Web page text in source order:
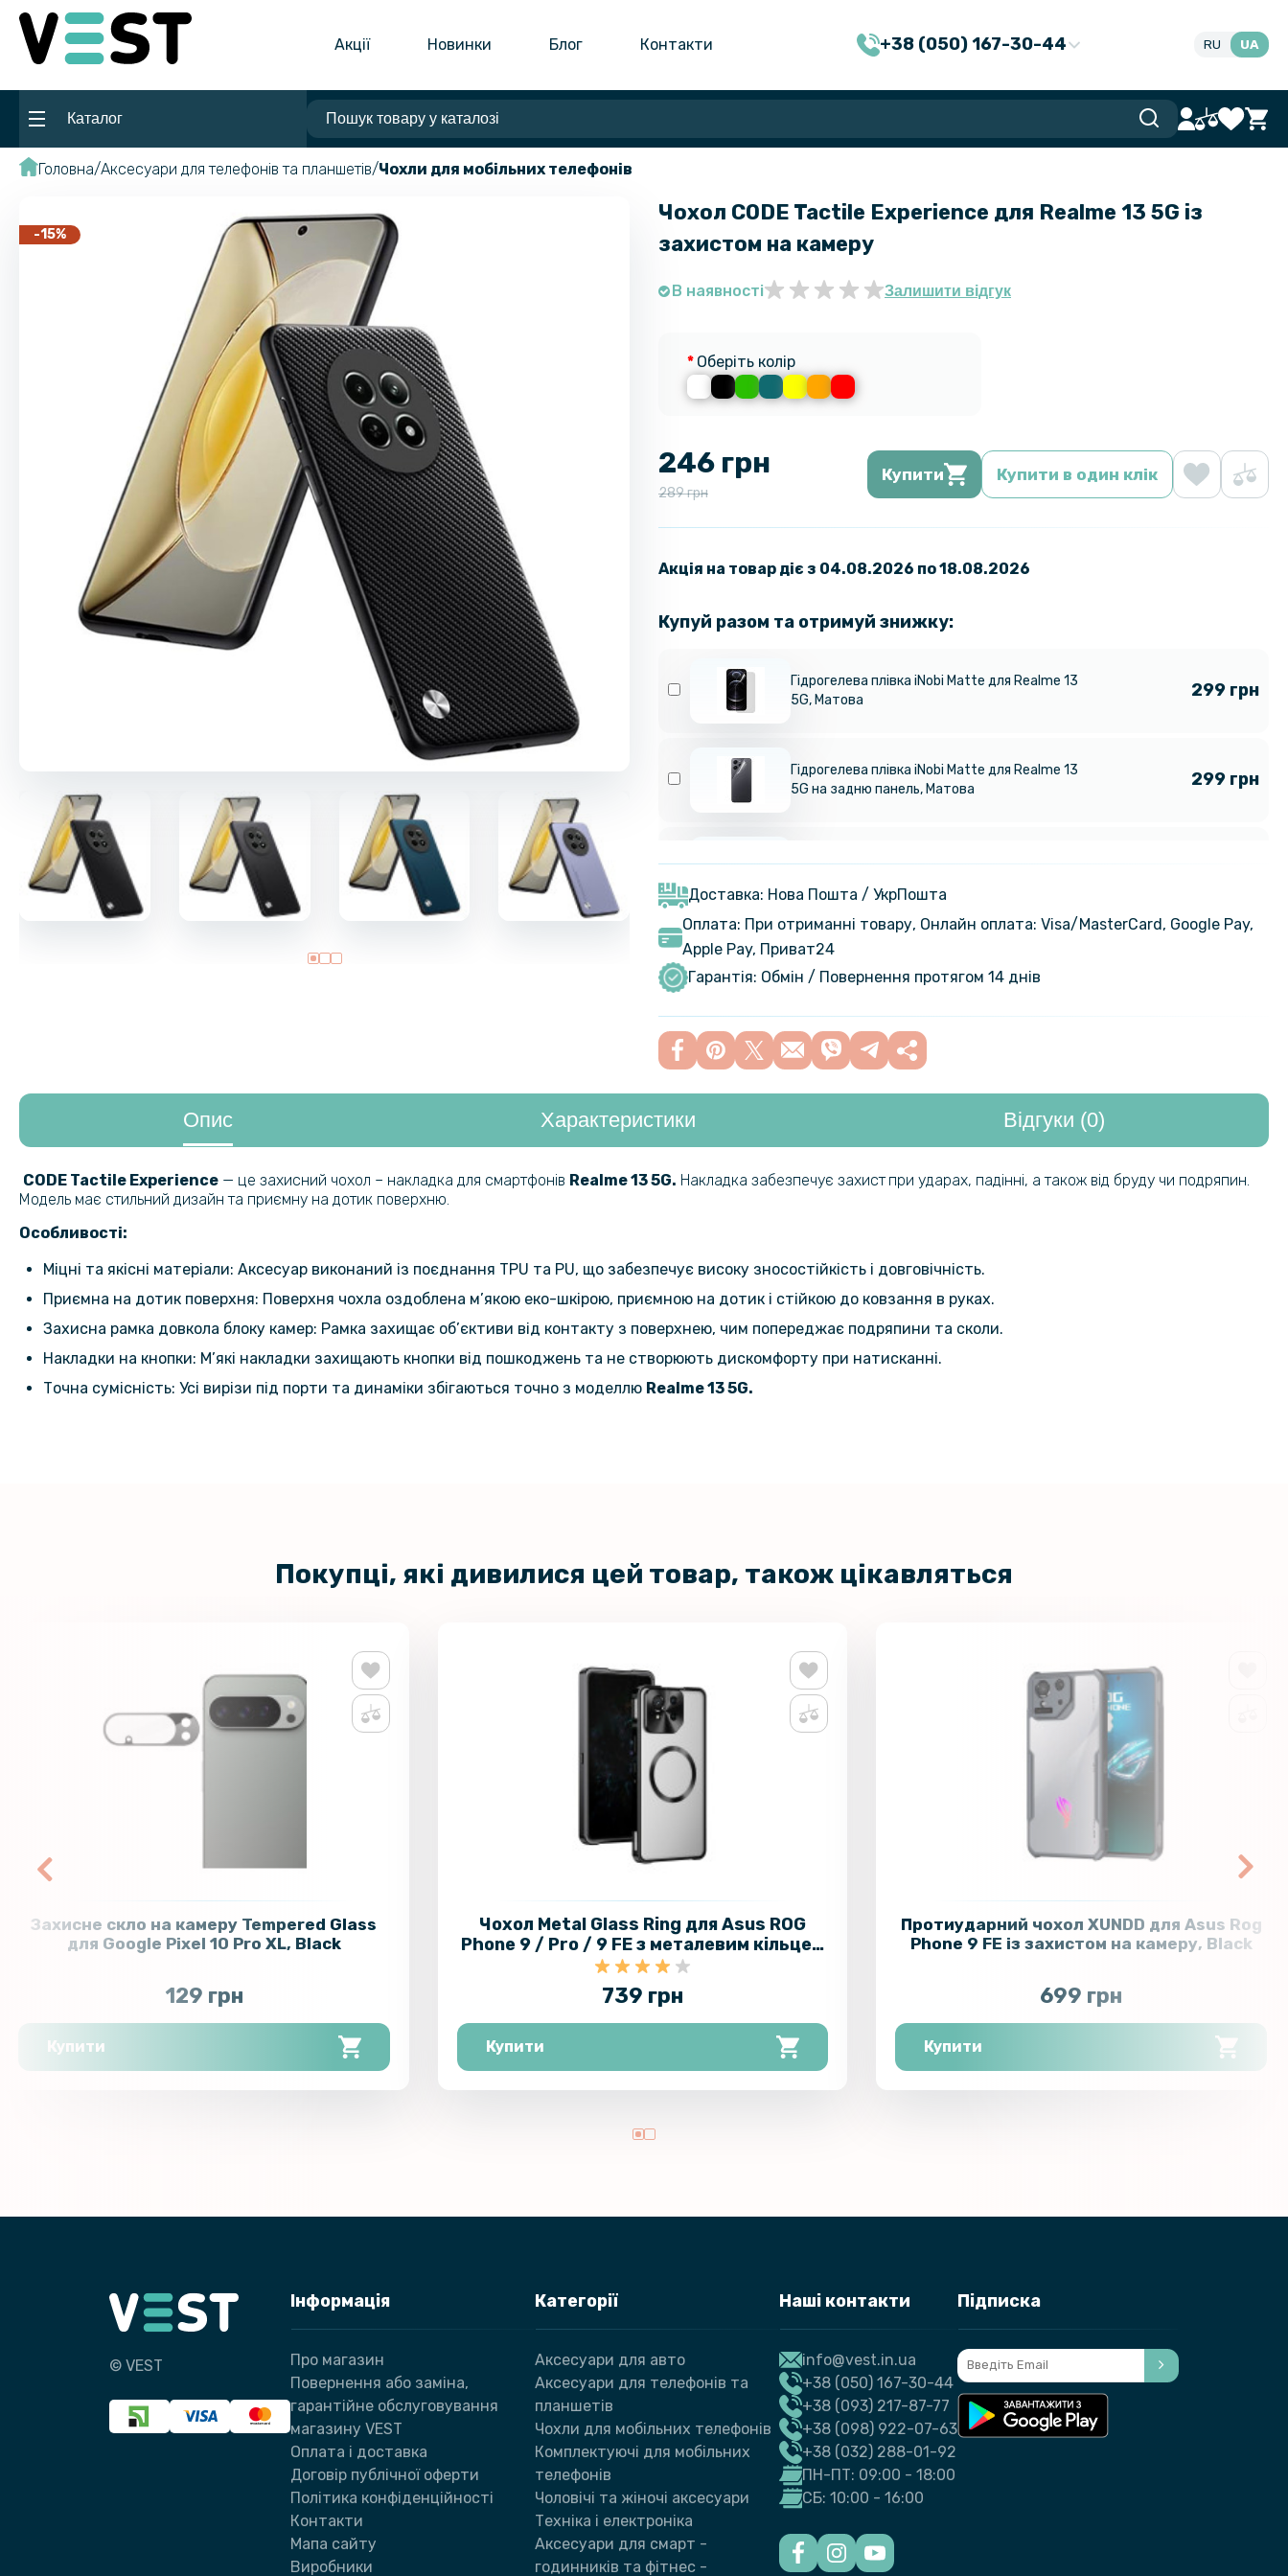
Акції Новинки Блог Контакти +38 (050) 167-30-44 RU UA
Каталог
Головна Аксесуари для телефонів та планшетів Чохли для мобільних телефонів
-15%
Чохол CODE Tactile Experience для Realme 13 5G із
захистом на камеру
В наявності Залишити відгук
Оберіть колір
246 грн
289 грн
Купити Купити в один клік
Акція на товар діє з 04.08.2026 по 18.08.2026
Купуй разом та отримуй знижку:
Гідрогелева плівка iNobi Matte для Realme 13
5G​, Матова
299 грн
Гідрогелева плівка iNobi Matte для Realme 13
5G​ на задню панель, Матова
299 грн
Захисне скло 2.5D Tempered Glass для
Realme 13 5G
Захисне скло Tempered Glass 0,3mm 2.5D
для Realme 13 5G на задню камеру
Захисне скло Full Screen Tempered Glass для
Realme 13 5G
139 грн
Доставка: Нова Пошта / УкрПошта
Оплата: При отриманні товару, Онлайн оплата: Visa/MasterСard, Google Pay,
Apple Pay, Приват24
Гарантія: Обмін / Повернення протягом 14 днів
Опис Характеристики Відгуки (0)
CODE Tactile Experience — це захисний чохол – накладка для смартфонів Realme 13 5G. Накладка забезпечує захист при ударах, падінні, а також від бруду чи подряпин.
Модель має стильний дизайн та приємну на дотик поверхню.
Особливості:
Міцні та якісні матеріали: Аксесуар виконаний із поєднання TPU та PU, що забезпечує високу зносостійкість і довговічність.
Приємна на дотик поверхня: Поверхня чохла оздоблена м’якою еко-шкірою, приємною на дотик і стійкою до ковзання в руках.
Захисна рамка довкола блоку камер: Рамка захищає об’єктиви від контакту з поверхнею, чим попереджає подряпини та сколи.
Накладки на кнопки: М’які накладки захищають кнопки від пошкоджень та не створюють дискомфорту при натисканні.
Точна сумісність: Усі вирізи під порти та динаміки збігаються точно з моделлю Realme 13 5G.
Покупці, які дивилися цей товар, також цікавляться
Захисне скло на камеру Tempered Glass
для Google Pixel 10 Pro XL, Black
129 грн
Купити
Чохол Metal Glass Ring для Asus ROG
Phone 9 / Pro / 9 FE з металевим кільцем
та додатковим захистом на камеру
739 грн
Купити
Протиударний чохол XUNDD для Asus Rog
Phone 9 FE із захистом на камеру, Black
699 грн
Купити
© VEST
Інформація
Про магазин
Повернення або заміна,
гарантійне обслуговування
магазину VEST
Оплата і доставка
Договір публічної оферти
Політика конфіденційності
Контакти
Мапа сайту
Виробники
Категорії
Аксесуари для авто
Аксесуари для телефонів та
планшетів
Чохли для мобільних телефонів
Комплектуючі для мобільних
телефонів
Чоловічі та жіночі аксесуари
Техніка і електроніка
Аксесуари для смарт -
годинників та фітнес -
Наші контакти
info@vest.in.ua
+38 (050) 167-30-44
+38 (093) 217-87-77
+38 (098) 922-07-63
+38 (032) 288-01-92
ПН-ПТ: 09:00 - 18:00
СБ: 10:00 - 16:00
Підписка